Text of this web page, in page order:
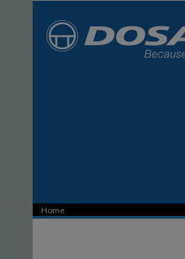
Home